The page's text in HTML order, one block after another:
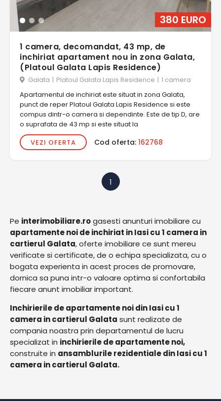
380 EURO
1 camera, decomandat, 43 mp, de
inchiriat apartament nou in zona Galata,
(Platoul Galata Lapis Residence)
Galata | Platoul Galata Lapis Residence | 1 camera
Apartamentul de inchiriat este situat in zona Galata,
punct de reper Platoul Galata Lapis Residence si este
compus dintr-o camera si dependinte. Este de tip D, are
o suprafata de 43 mp si este situat la
VEZI OFERTA
Cod oferta: 162768
1
Pe interimobiliare.rogasesti anunturi imobiliare cu
apartamente noi de inchiriat in Iasi cu 1 camera in
cartierul Galata, oferte imobiliare ce sunt mereu
verificate si certificate, de o echipa specializata, cu o
bogata experienta in acest proces de promovare,
dornica sa puna intr-o valoare optima si confortabila
fiecare anunt imobiliar important.
Inchirierile de apartamente noi din Iasi cu 1
camera in cartierul Galata sunt realizate de
compania noastra prin departamentul de lucru
specializat in inchirierile de apartamente noi,
construite in ansamblurile rezidentiale din Iasi cu 1
camera in cartierul Galata.